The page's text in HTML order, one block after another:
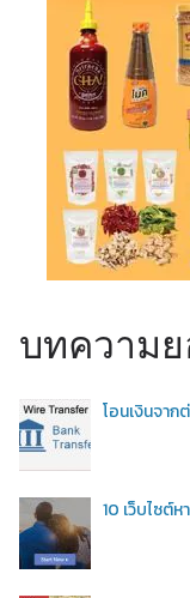
บทความ
โอนเงินจาก
10 เว็บไซต์